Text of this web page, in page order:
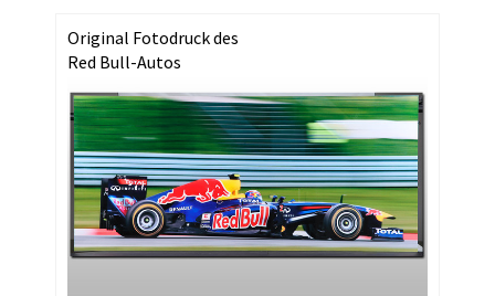
Original Fotodruck des
Red Bull-Autos